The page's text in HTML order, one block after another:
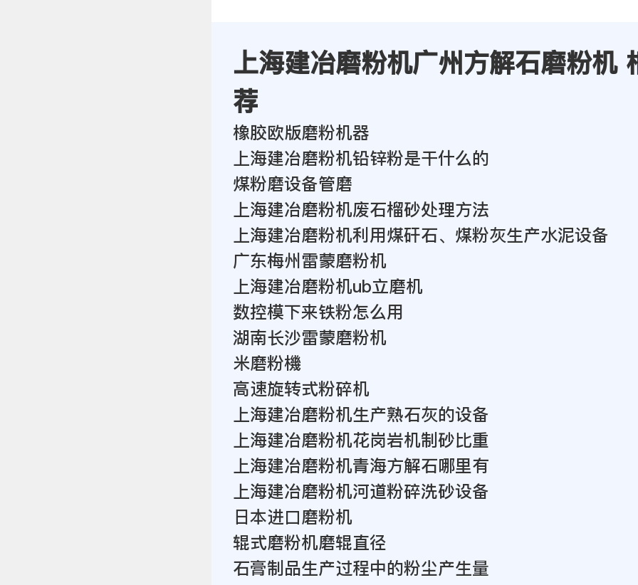
上海建冶磨粉机广州方解石磨粉机
荐
橡胶欧版磨粉机器
上海建冶磨粉机铅锌粉是干什么的
煤粉磨设备管磨
上海建冶磨粉机废石榴砂处理方法
上海建冶磨粉机利用煤矸石、煤粉灰生产水泥设备
广东梅州雷蒙磨粉机
上海建冶磨粉机ub立磨机
数控模下来铁粉怎么用
湖南长沙雷蒙磨粉机
米磨粉機
高速旋转式粉碎机
上海建冶磨粉机生产熟石灰的设备
上海建冶磨粉机花岗岩机制砂比重
上海建冶磨粉机青海方解石哪里有
上海建冶磨粉机河道粉碎洗砂设备
日本进口磨粉机
辊式磨粉机磨辊直径
石膏制品生产过程中的粉尘产生量